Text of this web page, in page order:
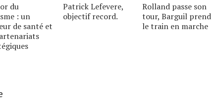
du
: un
de santé et
Patrick Lefevere,
objectif record.
Rolland passe son
tour, Barguil prend
le train en marche